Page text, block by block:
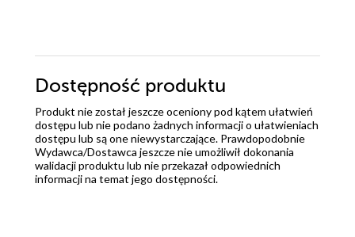
Dostępność produktu
Produkt nie został jeszcze oceniony pod kątem ułatwień
dostępu lub nie podano żadnych informacji o ułatwieniach
dostępu lub są one niewystarczające. Prawdopodobnie
Wydawca/Dostawca jeszcze nie umożliwił dokonania
walidacji produktu lub nie przekazał odpowiednich
informacji na temat jego dostępności.